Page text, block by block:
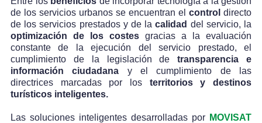
de los servicios urbanos se encuentran el control directo
de los servicios prestados y de lacalidad del servicio, la
optimización de los costes gracias a la evaluación
constante de la ejecución del servicio prestado, el
cumplimiento de la legislación detransparencia e
información ciudadana y el
cumplimiento de las
directrices marcadas por los territorios y destinos
turísticos inteligentes.
Las soluciones inteligentes desarrolladas por MOVISAT